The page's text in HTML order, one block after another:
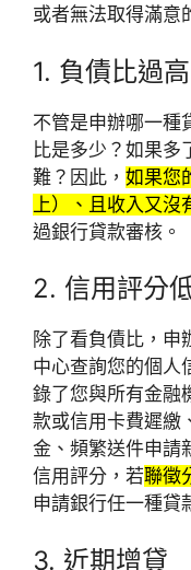
或者無法取得滿意
1. 負債比過高
不管是申辦哪一種
比是多少？如果多
難？因此， 如果您
上）、且收入又沒
過銀行貸款審核。
2. 信用評分
除了看負債比，申
中心查詢您的個人
錄了您與所有金融
款或信用卡費遲繳
金、頻繁送件申請
信用評分，若聯徵
申請銀行任一種貸
3. 近期增貸